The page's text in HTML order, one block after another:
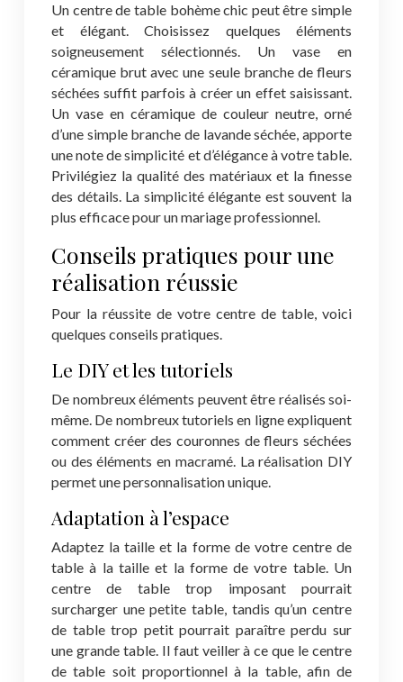
Un centre de table bohème chic peut être simple
et élégant. Choisissez quelques éléments
soigneusement sélectionnés. Un vase en
céramique brut avec une seule branche de fleurs
séchées suffit parfois à créer un effet saisissant.
Un vase en céramique de couleur neutre, orné
d’une simple branche de lavande séchée, apporte
une note de simplicité et d’élégance à votre table.
Privilégiez la qualité des matériaux et la finesse
des détails. La simplicité élégante est souvent la
plus efficace pour un mariage professionnel.
Conseils pratiques pour une
réalisation réussie
Pour la réussite de votre centre de table, voici
quelques conseils pratiques.
Le DIY et les tutoriels
De nombreux éléments peuvent être réalisés soi-
même. De nombreux tutoriels en ligne expliquent
comment créer des couronnes de fleurs séchées
ou des éléments en macramé. La réalisation DIY
permet une personnalisation unique.
Adaptation à l’espace
Adaptez la taille et la forme de votre centre de
table à la taille et la forme de votre table. Un
centre de table trop imposant pourrait
surcharger une petite table, tandis qu’un centre
de table trop petit pourrait paraître perdu sur
une grande table. Il faut veiller à ce que le centre
de table soit proportionnel à la table, afin de